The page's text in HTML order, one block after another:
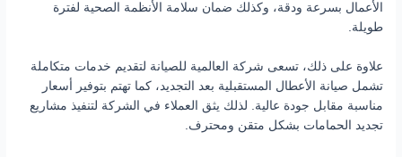
الأعمال بسرعة ودقة، وكذلك ضمان سلامة الأنظمة الصحية لفترة
طويلة.
علاوة على ذلك، تسعى شركة العالمية للصيانة لتقديم خدمات متكاملة
تشمل صيانة الأعطال المستقبلية بعد التجديد، كما تهتم بتوفير أسعار
مناسبة مقابل جودة عالية. لذلك يثق العملاء في الشركة لتنفيذ مشاريع
تجديد الحمامات بشكل متقن ومحترف.